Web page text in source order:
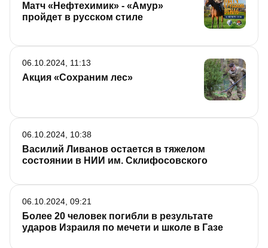
Матч «Нефтехимик» - «Амур»
пройдет в русском стиле
Акция «Сохраним лес»
06.10.2024, 11:13
Василий Ливанов остается в тяжелом
состоянии в НИИ им. Склифосовского
06.10.2024, 10:38
Более 20 человек погибли в результате
ударов Израиля по мечети и школе в Газе
06.10.2024, 09:21